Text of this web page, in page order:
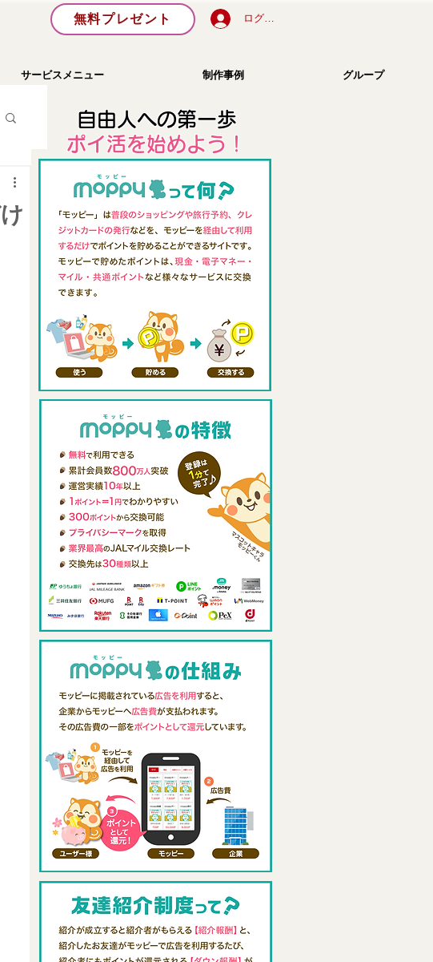
無料プレゼント ログイン
サービスメニュー 制作事例 グループ
自由人への第一歩
​ポイ活を始めよう！